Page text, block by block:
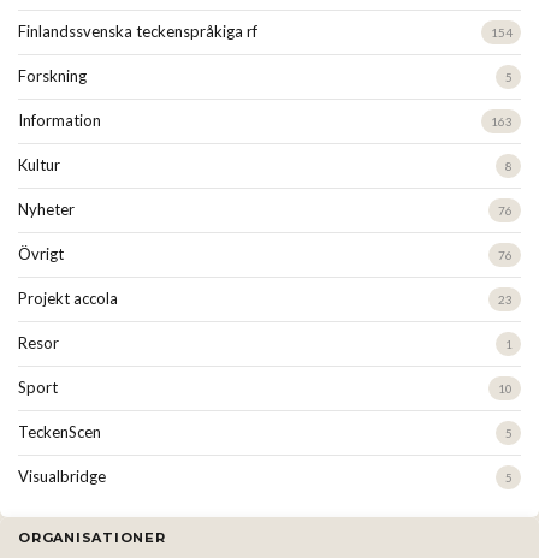
Finlandssvenska teckenspråkiga rf 154
Forskning 5
Information 163
Kultur 8
Nyheter 76
Övrigt 76
Projekt accola 23
Resor 1
Sport 10
TeckenScen 5
Visualbridge 5
ORGANISATIONER